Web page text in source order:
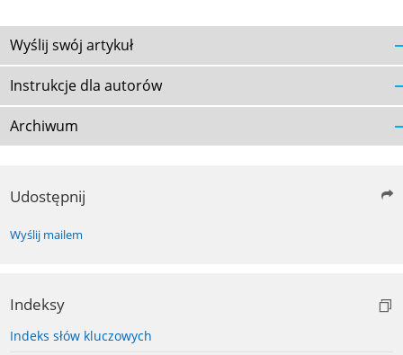
Wyślij swój artykuł
Instrukcje dla autorów
Archiwum
Udostępnij
Wyślij mailem
Indeksy
Indeks słów kluczowych